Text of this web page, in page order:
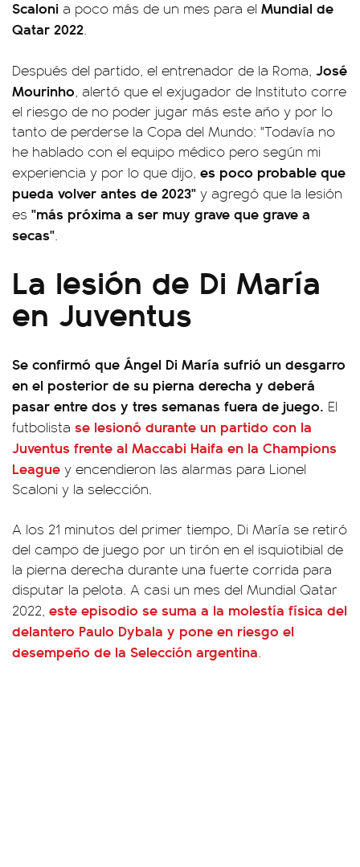
Scaloni a poco más de un mes para el Mundial de
Qatar 2022.
Después del partido, el entrenador de la Roma, José
Mourinho, alertó que el exjugador de Instituto corre
el riesgo de no poder jugar más este año y por lo
tanto de perderse la Copa del Mundo: "Todavía no
he hablado con el equipo médico pero según mi
experiencia y por lo que dijo, es poco probable que
pueda volver antes de 2023" y agregó que la lesión
es "más próxima a ser muy grave que grave a
secas".
La lesión de Di María
en Juventus
Se confirmó que Ángel Di María sufrió un desgarro
en el posterior de su pierna derecha y deberá
pasar entre dos y tres semanas fuera de juego. El
futbolista se lesionó durante un partido con la
Juventus frente al Maccabi Haifa en la Champions
League y encendieron las alarmas para Lionel
Scaloni y la selección.
A los 21 minutos del primer tiempo, Di María se retiró
del campo de juego por un tirón en el isquiotibial de
la pierna derecha durante una fuerte corrida para
disputar la pelota. A casi un mes del Mundial Qatar
2022, este episodio se suma a la molestía física del
delantero Paulo Dybala y pone en riesgo el
desempeño de la Selección argentina.